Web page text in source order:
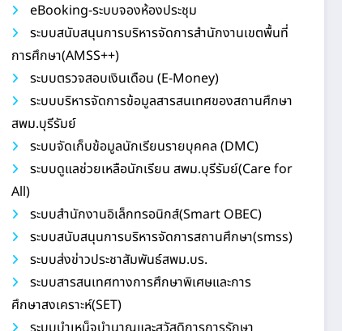
eBooking-ระบบจองห้องประชุม
ระบบสนับสนุนการบริหารจัดการสำนักงานเขตพื้นที่
การศึกษา(AMSS++)
ระบบตรวจสอบเงินเดือน (E-Money)
ระบบบริหารจัดการข้อมูลสารสนเทศของสถานศึกษา
สพม.บุรีรัมย์
ระบบจัดเก็บข้อมูลนักเรียนรายบุคคล (DMC)
ระบบดูแลช่วยเหลือนักเรียน สพม.บุรีรัมย์(Care for
All)
ระบบสำนักงานอิเล็กทรอนิกส์(Smart OBEC)
ระบบสนับสนุนการบริหารจัดการสถานศึกษา(smss)
ระบบส่งข่าวประชาสัมพันธ์สพม.บร.
ระบบสารสนเทศทางการศึกษาพิเศษและการ
ศึกษาสงเคราะห์(SET)